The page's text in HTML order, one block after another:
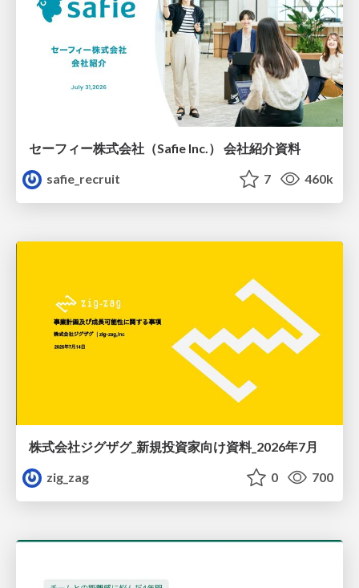
セーフィー株式会社（Safie Inc.） 会社紹介資料
safie_recruit
7 460k
株式会社ジグザグ_新規投資家向け資料_2026年7月
zig_zag
0 700